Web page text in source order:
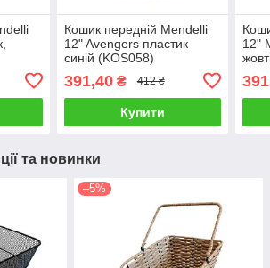
Кошик передній Mendelli
12" Avengers пластик
синій (KOS058)
391,40₴ 412 ₴
Купити
12"
та новинки
–5%